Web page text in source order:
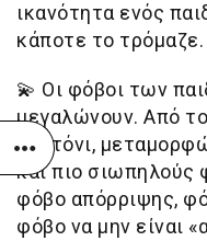
ικανότητα ενός
κάποτε το τρόμαζε.
💫 Οι φόβοι των
μεγαλώνουν. Από
σεντόνι,
και πιο
φόβο απόρριψης,
φόβο να μην είναι